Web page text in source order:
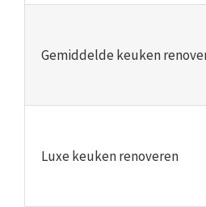
Gemiddelde keuken
Luxe keuken renoveren